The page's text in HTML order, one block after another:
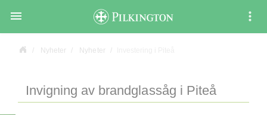

Nyheter Nyheter
Invigning av brandglassåg i Piteå